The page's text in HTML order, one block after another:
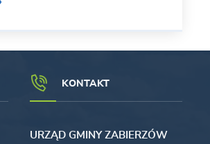
KONTAKT
URZĄD GMINY ZABIERZÓW